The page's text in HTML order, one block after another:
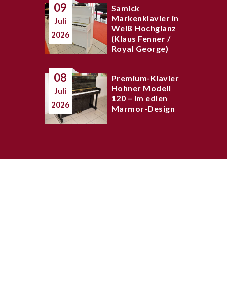
09
Juli
2026
Samick
Markenklavier in
Weiß Hochglanz
(Klaus Fenner /
Royal George)
08
Juli
2026
Premium-Klavier
Hohner Modell
120 – Im edlen
Marmor-Design